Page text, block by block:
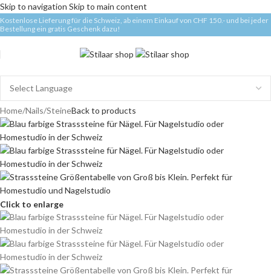
Skip to navigation Skip to main content
Kostenlose Lieferung für die Schweiz, ab einem Einkauf von CHF 150.- und bei jeder
Bestellung ein gratis Geschenk dazu!
Home/Nails/SteineBack to products
Click to enlarge